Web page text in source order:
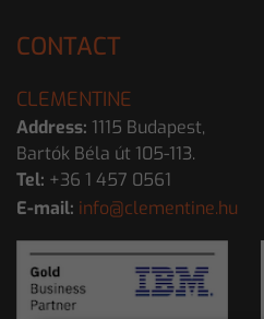
CONTACT
CLEMENTINE
Address: 1115 Budapest,
Bartók Béla út 105-113.
Tel: +36 1 457 0561
E-mail: info@clementine.hu